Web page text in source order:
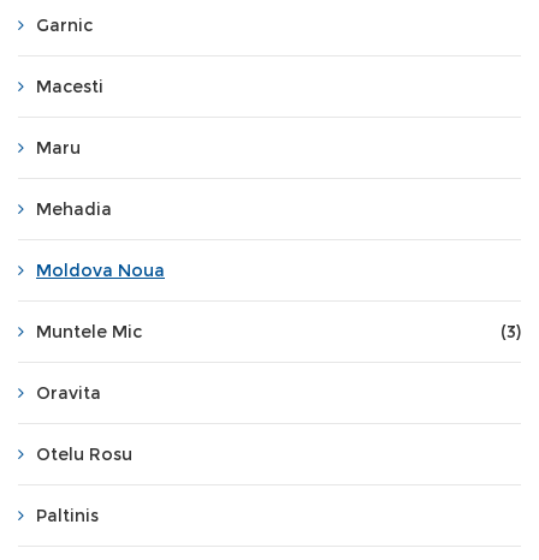
Garnic
Macesti
Maru
Mehadia
Moldova Noua
Muntele Mic (3)
Oravita
Otelu Rosu
Paltinis